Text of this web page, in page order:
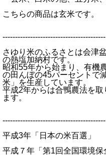
こちらの商品は玄米です。
-----------------------------------------
さゆり米のふるさとは会津
の熱塩加納村です。
昭和55年から始まり、有機
の田んぼの45パーセントで
米」を生産しています。
平成2年からは合鴨農法を
ます。
-----------------------------------------
平成3年「日本の米百選」
平成７年「第1回全国環境保